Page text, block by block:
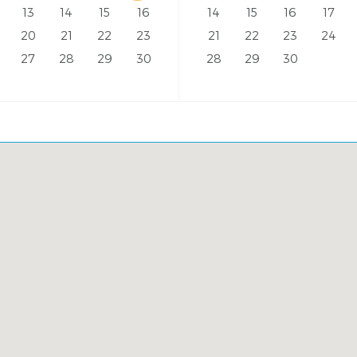
13 14 15
16
20
21 22
23
27
28 29 30
14 15 16
17
21
22 23
24
28
29 30